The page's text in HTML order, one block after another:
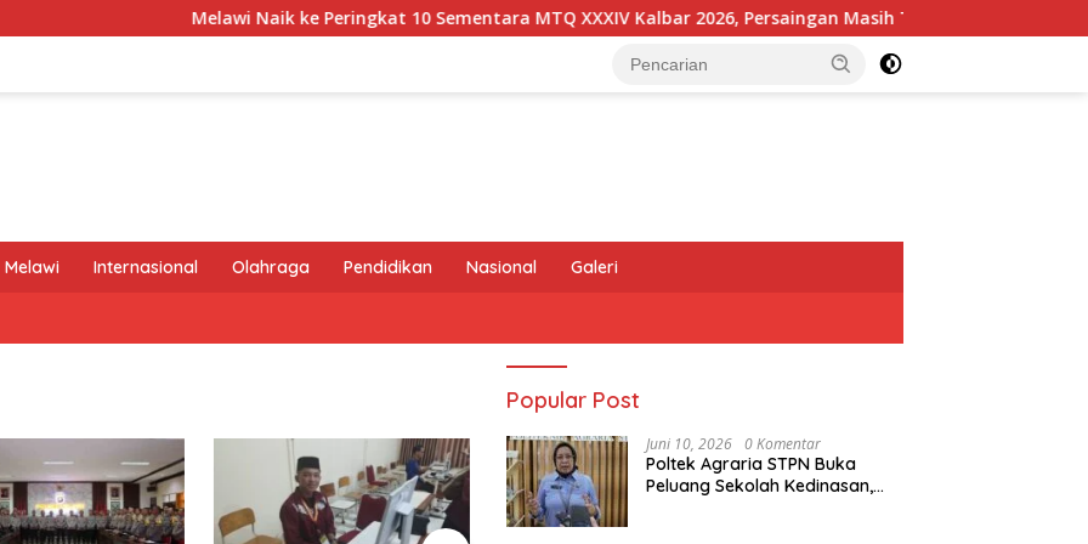
Melawi Naik ke Peringkat 10 Sementara MTQ XXXIV Kalbar 2026, Persaingan Masih Terbuka
Melawi Internasional Olahraga Pendidikan Nasional Galeri
Popular Post
Juni 10, 2026 0 Komentar
Poltek Agraria STPN Buka
Peluang Sekolah Kedinasan,